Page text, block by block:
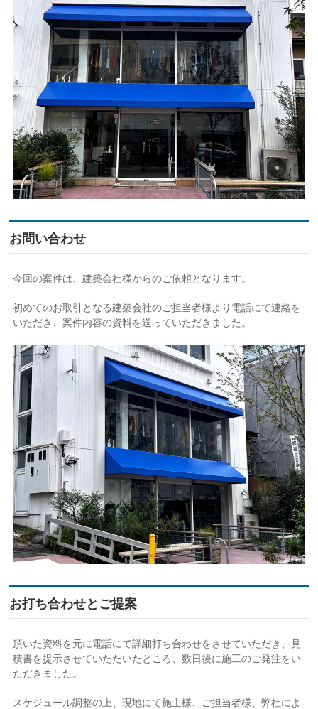
お問い合わせ
今回の案件は、建築会社様からのご依頼となります。
初めてのお取引となる建築会社のご担当者様より電話にて連絡を
いただき、案件内容の資料を送っていただきました。
お打ち合わせとご提案
頂いた資料を元に電話にて詳細打ち合わせをさせていただき、見
積書を提示させていただいたところ、数日後に施工のご発注をい
ただきました。
スケジュール調整の上、現地にて施主様、ご担当者様、弊社によ